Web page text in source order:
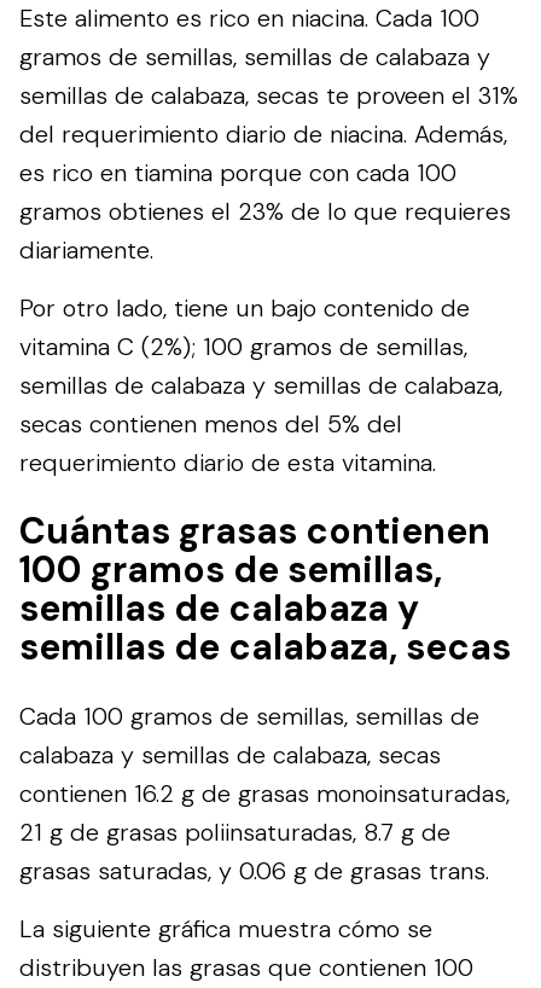
Este alimento es rico en niacina. Cada 100
gramos de semillas, semillas de calabaza y
semillas de calabaza, secas te proveen el 31%
del requerimiento diario de niacina. Además,
es rico en tiamina porque con cada 100
gramos obtienes el 23% de lo que requieres
diariamente.
Por otro lado, tiene un bajo contenido de
vitamina C (2%); 100 gramos de semillas,
semillas de calabaza y semillas de calabaza,
secas contienen menos del 5% del
requerimiento diario de esta vitamina.
Cuántas grasas contienen
100 gramos de semillas,
semillas de calabaza y
semillas de calabaza, secas
Cada 100 gramos de semillas, semillas de
calabaza y semillas de calabaza, secas
contienen 16.2 g de grasas monoinsaturadas,
21 g de grasas poliinsaturadas, 8.7 g de
grasas saturadas, y 0.06 g de grasas trans.
La siguiente gráfica muestra cómo se
distribuyen las grasas que contienen 100